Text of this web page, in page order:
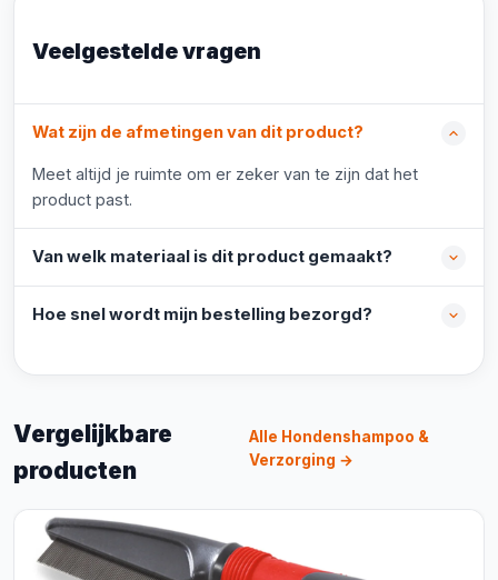
Veelgestelde vragen
Wat zijn de afmetingen van dit product?
Meet altijd je ruimte om er zeker van te zijn dat het
product past.
Van welk materiaal is dit product gemaakt?
Hoe snel wordt mijn bestelling bezorgd?
Vergelijkbare
producten
Alle Hondenshampoo &
Verzorging →